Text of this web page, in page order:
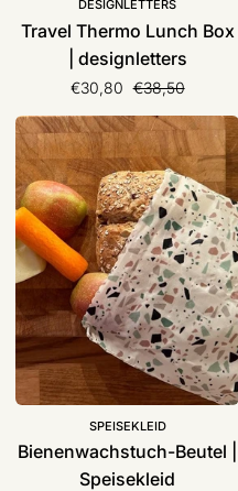
DESIGNLETTERS
Travel Thermo Lunch Box
| designletters
€30,80 Normaler Preis
€38,50
Bienenwachstuch-
Beutel
|
Speisekleid
SPEISEKLEID
Bienenwachstuch-Beutel |
Speisekleid